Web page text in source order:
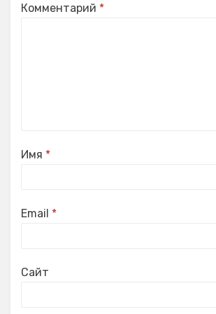
Комментарий *
Имя *
Email *
Сайт